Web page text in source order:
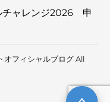
チャレンジ2026 申
フィシャルブログ All